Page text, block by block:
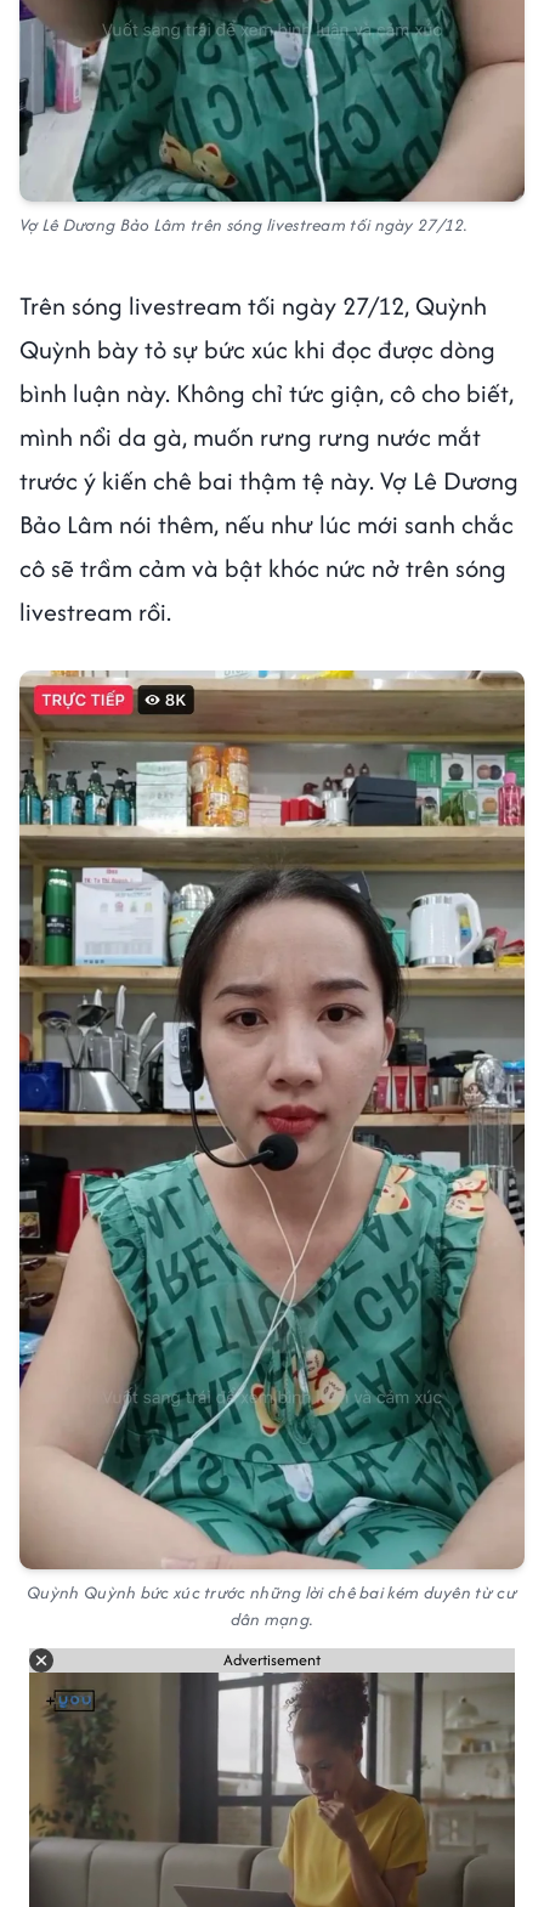
Vợ Lê Dương Bảo Lâm trên sóng livestream tối ngày 27/12.
Trên sóng livestream tối ngày 27/12, Quỳnh
Quỳnh bày tỏ sự bức xúc khi đọc được dòng
bình luận này. Không chỉ tức giận, cô cho biết,
mình nổi da gà, muốn rưng rưng nước mắt
trước ý kiến chê bai thậm tệ này. Vợ Lê Dương
Bảo Lâm nói thêm, nếu như lúc mới sanh chắc
cô sẽ trầm cảm và bật khóc nức nở trên sóng
livestream rồi.
Quỳnh Quỳnh bức xúc trước những lời chê bai kém duyên từ cư
dân mạng.
Advertisement